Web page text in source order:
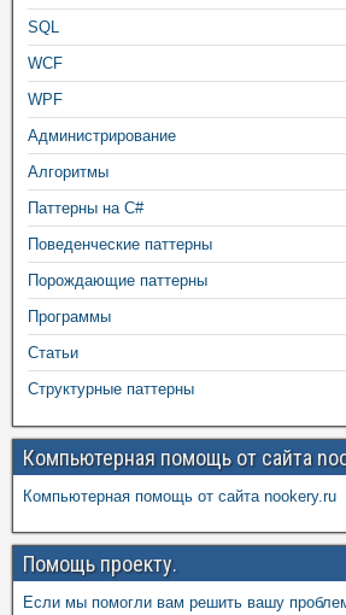
SQL
WCF
WPF
Администрирование
Алгоритмы
Паттерны на C#
Поведенческие паттерны
Порождающие паттерны
Программы
Статьи
Структурные паттерны
Компьютерная помощь от сайта
Компьютерная помощь от сайта nookery.ru
Помощь проекту.
Если мы помогли вам решить вашу